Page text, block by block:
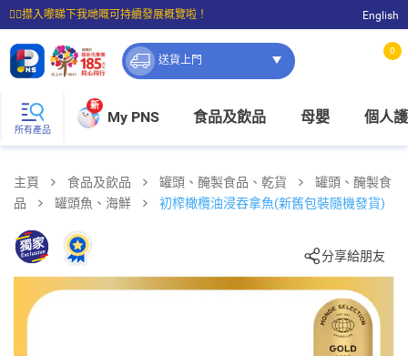
☝🏼㩒入嚟睇下我哋嘅可持續發展概覽啦！
⭐購物滿$399即享免費送貨；滿$100即可免費店取。
English
送貨上門
0
所有產品
新
My PNS 食品及飲品 母嬰 個人
主頁 食品及飲品 罐頭、醃製食品、乾貨
罐頭、醃製食
品
罐頭魚、海鮮 初榨橄欖油浸吞拿魚(新舊包裝隨機發貨)
分享給朋友